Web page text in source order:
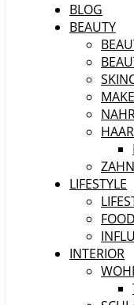
BLOG
BEAUTY
LIFESTYLE
INTERIOR